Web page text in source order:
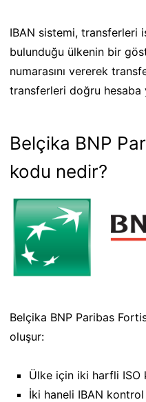
IBAN sistemi, transferleri
bulunduğu ülkenin bir
numarasını vererek
transferleri doğru hesaba
Belçika BNP
kodu nedir?
Belçika BNP Paribas
oluşur:
Ülke için iki harfli ISO
İki haneli IBAN